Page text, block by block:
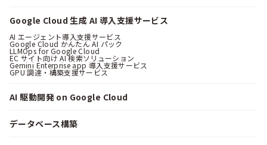
Google Cloud 生成 AI 導入支援サービス
AI エージェント導入支援サービス
Google Cloud かんたん AI パック
LLMOps for Google Cloud
EC サイト向け AI 検索ソリューション
Gemini Enterprise app 導入支援サービス
GPU 調達・構築支援サービス
AI 駆動開発 on Google Cloud
データベース構築